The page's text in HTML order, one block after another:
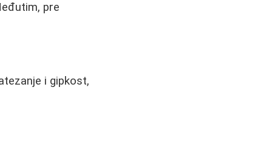
pre
i gipkost,